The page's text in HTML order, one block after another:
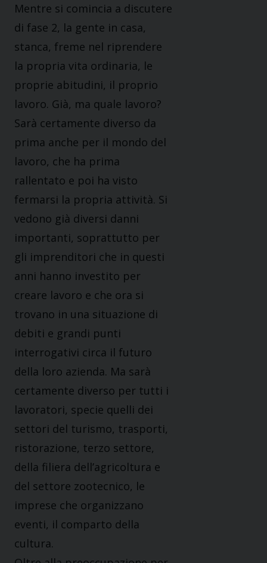
Mentre si comincia a discutere
di fase 2, la gente in casa,
stanca, freme nel riprendere
la propria vita ordinaria, le
proprie abitudini, il proprio
lavoro. Già, ma quale lavoro?
Sarà certamente diverso da
prima anche per il mondo del
lavoro, che ha prima
rallentato e poi ha visto
fermarsi la propria attività. Si
vedono già diversi danni
importanti, soprattutto per
gli imprenditori che in questi
anni hanno investito per
creare lavoro e che ora si
trovano in una situazione di
debiti e grandi punti
interrogativi circa il futuro
della loro azienda. Ma sarà
certamente diverso per tutti i
lavoratori, specie quelli dei
settori del turismo, trasporti,
ristorazione, terzo settore,
della filiera dell’agricoltura e
del settore zootecnico, le
imprese che organizzano
eventi, il comparto della
cultura.